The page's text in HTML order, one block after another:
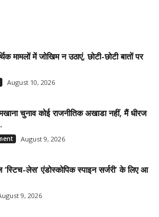
मामलों में जोखिम न उठाएं, छोटी-छोटी बातों पर
August 10, 2026
चुनाव कोई राजनीतिक अखाडा नहीं, मैं धीरज
August 9, 2026
‘स्टिच-लेस’ एंडोस्कोपिक स्पाइन सर्जरी’ के लिए आ
9, 2026